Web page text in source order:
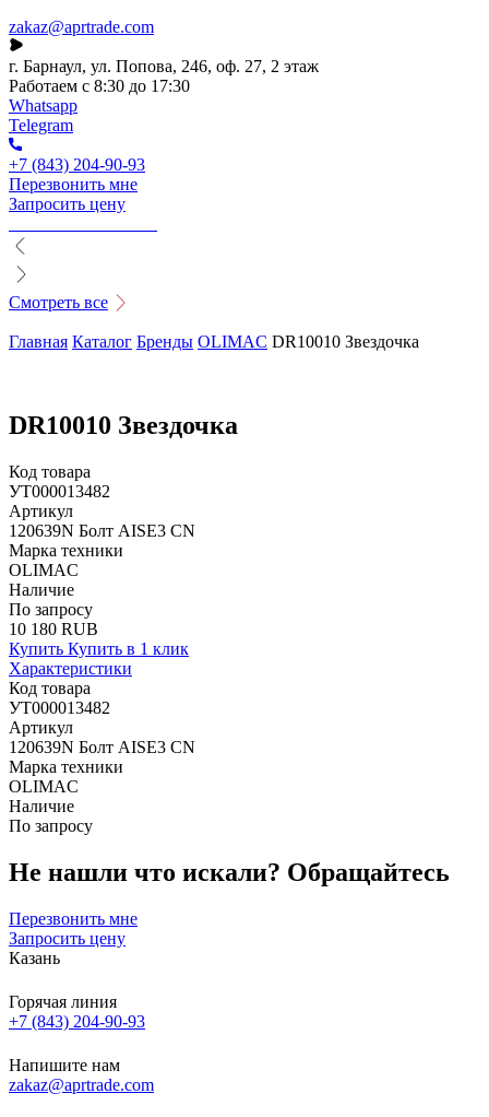
zakaz@aprtrade.com
г. Барнаул, ул. Попова, 246, оф. 27, 2 этаж
Работаем с 8:30 до 17:30
Whatsapp
Telegram
+7 (843) 204-90-93
Перезвонить мне
Запросить цену
Смотреть все
Главная Каталог Бренды OLIMAC DR10010 Звездочка
DR10010 Звездочка
Код товара
УТ000013482
Артикул
120639N Болт AISE3 CN
Марка техники
OLIMAC
Наличие
По запросу
10 180 RUB
Купить Купить в 1 клик
Характеристики
Код товара
УТ000013482
Артикул
120639N Болт AISE3 CN
Марка техники
OLIMAC
Наличие
По запросу
Не нашли что искали? Обращайтесь
Перезвонить мне
Запросить цену
Казань
Горячая линия
+7 (843) 204-90-93
Напишите нам
zakaz@aprtrade.com